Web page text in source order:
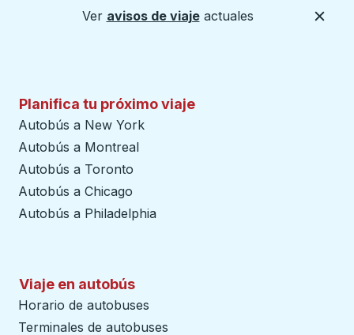
Ver avisos de viajeactuales
Planifica tu próximo viaje
Autobús a New York
Autobús a Montreal
Autobús a Toronto
Autobús a Chicago
Autobús a Philadelphia
Viaje en autobús
Horario de autobuses
Terminales de autobuses